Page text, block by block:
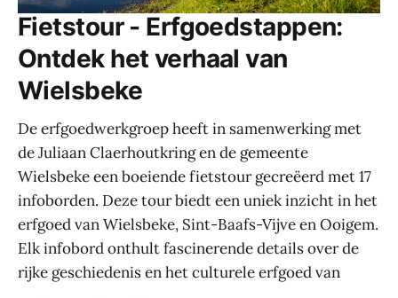
Fietstour - Erfgoedstappen:
Ontdek het verhaal van
Wielsbeke
De erfgoedwerkgroep heeft in samenwerking met
de Juliaan Claerhoutkring en de gemeente
Wielsbeke een boeiende fietstour gecreëerd met 17
infoborden. Deze tour biedt een uniek inzicht in het
erfgoed van Wielsbeke, Sint-Baafs-Vijve en Ooigem.
Elk infobord onthult fascinerende details over de
rijke geschiedenis en het culturele erfgoed van